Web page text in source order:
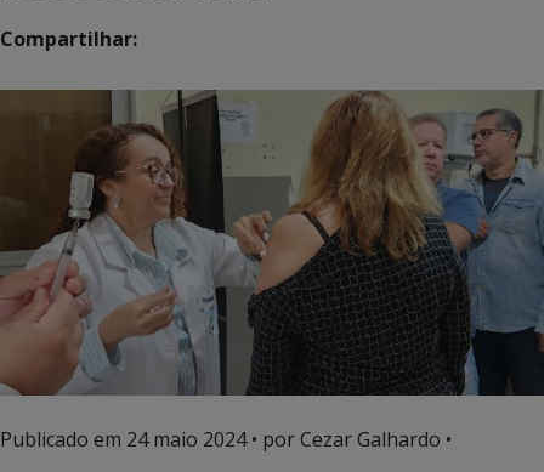
Compartilhar:
Publicado em 24 maio 2024• por Cezar Galhardo •